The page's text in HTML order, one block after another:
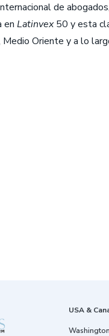
de
en Latinvex50 y esta
Medio Oriente y a lo
USA &